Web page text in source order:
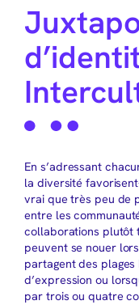
En s’adressant
la diversité
vrai que très peu de
entre les
collaborations plutôt
peuvent se nouer
partagent des plages
d’expression ou
par trois ou quatre